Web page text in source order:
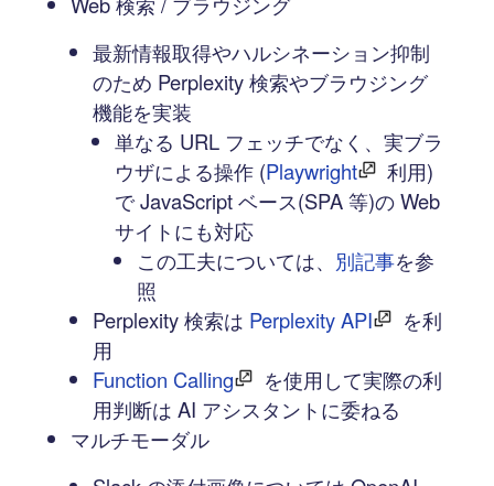
最新情報取得やハルシネーション抑制
のため Perplexity 検索やブラウジング
機能を実装
単なる URL フェッチでなく、実ブラ
ウザによる操作 (Playwright
利用)
で JavaScript ベース(SPA 等)の Web
サイトにも対応
この工夫については、 別記事を参
照
Perplexity 検索は Perplexity API
を利
用
Function Calling
を使用して実際の利
用判断は AI アシスタントに委ねる
マルチモーダル